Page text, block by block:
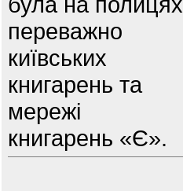
переважно
київських
книгарень та
мережі
книгарень «Є».